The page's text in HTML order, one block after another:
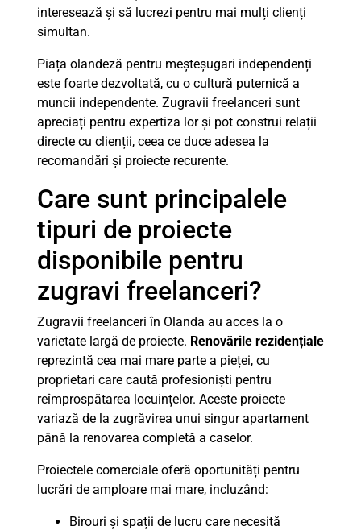
interesează și să lucrezi pentru mai mulți clienți
simultan.
Piața olandeză pentru meșteșugari independenți
este foarte dezvoltată, cu o cultură puternică a
muncii independente. Zugravii freelanceri sunt
apreciați pentru expertiza lor și pot construi relații
directe cu clienții, ceea ce duce adesea la
recomandări și proiecte recurente.
Care sunt principalele
tipuri de proiecte
disponibile pentru
zugravi freelanceri?
Zugravii freelanceri în Olanda au acces la o
varietate largă de proiecte. Renovările rezidențiale
reprezintă cea mai mare parte a pieței, cu
proprietari care caută profesioniști pentru
reîmprospătarea locuințelor. Aceste proiecte
variază de la zugrăvirea unui singur apartament
până la renovarea completă a caselor.
Proiectele comerciale oferă oportunități pentru
lucrări de amploare mai mare, incluzând:
Birouri și spații de lucru care necesită